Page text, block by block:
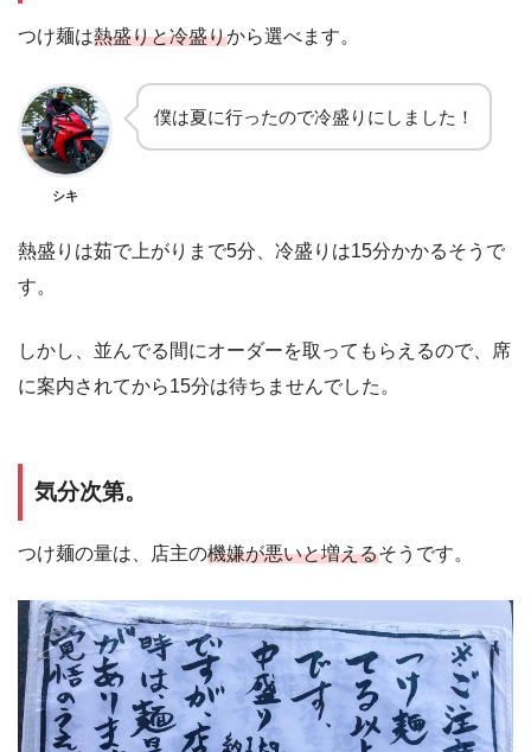
つけ麺は熱盛りと冷盛りから選べます。
シキ
僕は夏に行ったので冷盛りにしました！
熱盛りは茹で上がりまで5分、冷盛りは15分かかるそうで
す。
しかし、並んでる間にオーダーを取ってもらえるので、席
に案内されてから15分は待ちませんでした。
気分次第。
つけ麺の量は、店主の機嫌が悪いと増えるそうです。